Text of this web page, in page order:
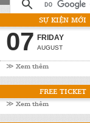
SỰ KIỆN MỚI
07 FRIDAY
AUGUST
≫ Xem thêm
FREE TICKET
≫ Xem thêm